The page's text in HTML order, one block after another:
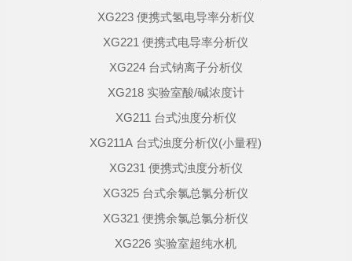
XG223 便携式氢电导率分析仪
XG221 便携式电导率分析仪
XG224 台式钠离子分析仪
XG218 实验室酸/碱浓度计
XG211 台式浊度分析仪
XG211A 台式浊度分析仪(小量程)
XG231 便携式浊度分析仪
XG325 台式余氯总氯分析仪
XG321 便携余氯总氯分析仪
XG226 实验室超纯水机